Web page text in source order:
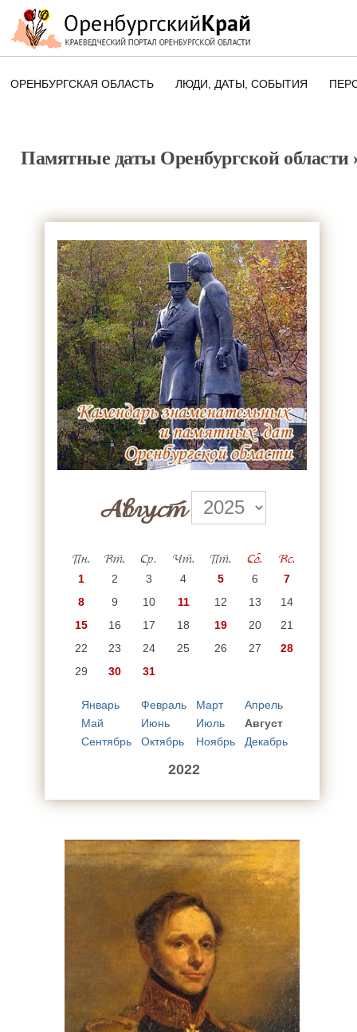
ОРЕНБУРГСКАЯ ОБЛАСТЬ ЛЮДИ, ДАТЫ, CОБЫТИЯ
ПАМЯТНЫЕ ДАТЫ
Памятные даты Оренбургской области
Август
Пн. Вт. Ср. Чт. Пт. Сб. Вс.
1 2 3 4 5 6
7
8
9 10 11 12 13
14
15
16 17 18 19 20
21
22
23 24 25 26 27
28
29
30 31
Январь Февраль Март
Апрель
Май
Июнь Июль
Август
Сентябрь
Октябрь Ноябрь Декабрь
2022